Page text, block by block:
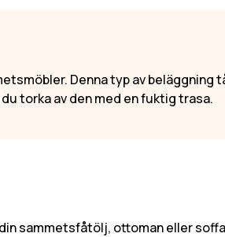
Denna typ av
torka av den med en fuktig trasa.
sammetsfåtölj, ottoman eller